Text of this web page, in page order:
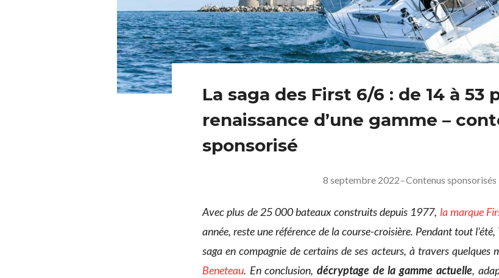
La saga des First 6/6 : de 14 à 53
renaissance d’une gamme –
sponsorisé
8 septembre 2022–Contenus sponsorisés
Avec plus de 25 000 bateaux construits depuis 1977, la marque
année, reste une référence de la course-croisière. Pendant tout
saga en compagnie de certains de ses acteurs, à travers quelques
Beneteau. En conclusion,décryptage de la gamme actuelle,